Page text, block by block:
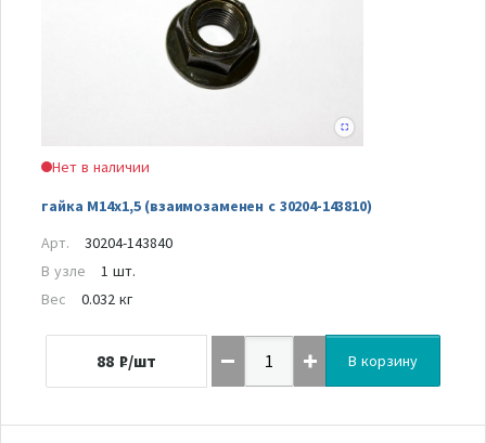
Нет в наличии
гайка М14х1,5 (взаимозаменен с 30204-143810)
Арт.
30204-143840
В узле
1 шт.
Вес
0.032 кг
88 ₽/шт В корзину